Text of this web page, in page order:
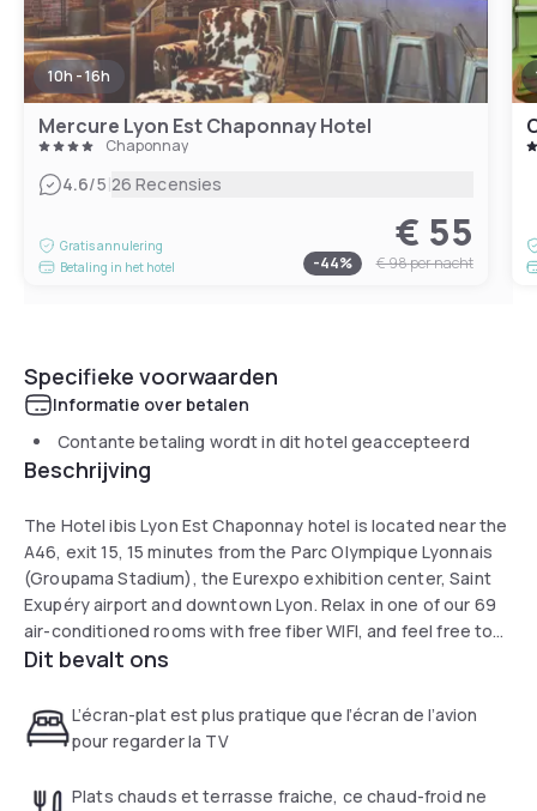
10h - 16h
Mercure Lyon Est Chaponnay Hotel
Chaponnay
4.6/5|26 Recensies
Gratis annulering
Betaling in het hotel
€ 55
-44% € 98per nacht
Specifieke voorwaarden
Informatie over betalen
Contante betaling wordt in dit hotel geaccepteerd
Beschrijving
The Hotel ibis Lyon Est Chaponnay hotel is located near the
A46, exit 15, 15 minutes from the Parc Olympique Lyonnais
(Groupama Stadium), the Eurexpo exhibition center, Saint
Exupéry airport and downtown Lyon. Relax in one of our 69
air-conditioned rooms with free fiber WIFI, and feel free to
use the Business Corner, 24 hr bar, and restaurant with
Dit bevalt ons
L’écran-plat est plus pratique que l’écran de l’avion
pour regarder la TV
Plats chauds et terrasse fraiche, ce chaud-froid ne